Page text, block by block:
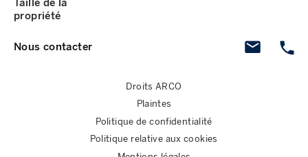
Nous contacter
Taille de la
propriété
Droits ARCO
Plaintes
Politique de confidentialité
Politique relative aux cookies